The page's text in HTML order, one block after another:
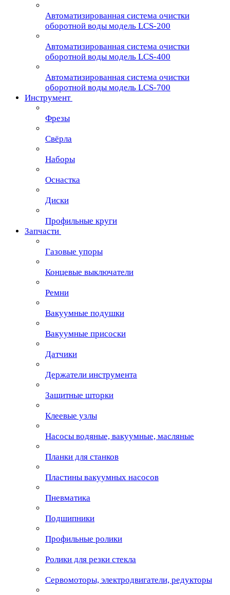
Автоматизированная система очистки
оборотной воды модель LCS-200
Автоматизированная система очистки
оборотной воды модель LCS-400
Автоматизированная система очистки
оборотной воды модель LCS-700
Инструмент
Фрезы
Свёрла
Наборы
Оснастка
Диски
Профильные круги
Запчасти
Газовые упоры
Концевые выключатели
Ремни
Вакуумные подушки
Вакуумные присоски
Датчики
Держатели инструмента
Защитные шторки
Клеевые узлы
Насосы водяные, вакуумные, масляные
Планки для станков
Пластины вакуумных насосов
Пневматика
Подшипники
Профильные ролики
Ролики для резки стекла
Сервомоторы, электродвигатели, редукторы